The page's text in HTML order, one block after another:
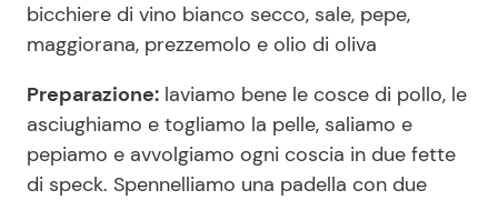
Chi siamo
Disclaimer e Privacy
Redazione
Contattaci
Pubblicità
bicchiere di vino bianco secco, sale, pepe,
maggiorana, prezzemolo e olio di oliva
Preparazione: laviamo bene le cosce di pollo, le
asciughiamo e togliamo la pelle, saliamo e
pepiamo e avvolgiamo ogni coscia in due fette
di speck. Spennelliamo una padella con due